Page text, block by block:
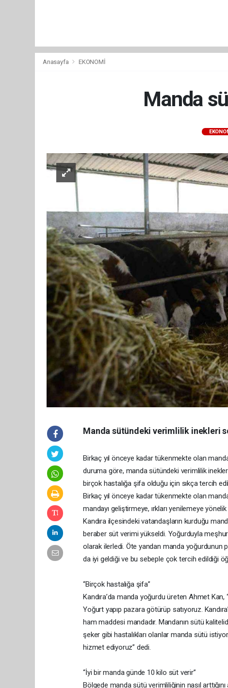
Anasayfa EKONOMİ
Manda
Manda sütündeki verimlilik inekleri
Birkaç yıl önceye kadar tükenmekte olan
duruma göre, manda sütündeki verimlilik
birçok hastalığa şifa olduğu için sıkça tercih
Birkaç yıl önceye kadar tükenmekte olan
mandayı geliştirmeye, ırkları yenilemeye
Kandıra ilçesindeki vatandaşların kurduğu
beraber süt verimi yükseldi. Yoğurduyla meşhur
olarak ilerledi. Öte yandan manda yoğurdunun
da iyi geldiği ve bu sebeple çok tercih edildiği
“Birçok hastalığa şifa”
Kandıra’da manda yoğurdu üreten Ahmet Kan,
Yoğurt yapıp pazara götürüp satıyoruz.
ham maddesi mandadır. Mandanın sütü
şeker gibi hastalıkları olanlar manda sütü
hizmet ediyoruz” dedi.
“İyi bir manda günde 10 kilo süt verir”
Bölgede manda sütü verimliliğinin nasıl